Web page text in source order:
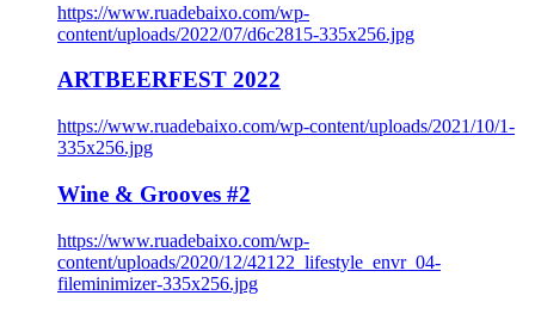
https://www.ruadebaixo.com/wp-
content/uploads/2022/07/d6c2815-335x256.jpg
ARTBEERFEST 2022
https://www.ruadebaixo.com/wp-content/uploads/2021/10/1-
335x256.jpg
Wine & Grooves #2
https://www.ruadebaixo.com/wp-
content/uploads/2020/12/42122_lifestyle_envr_04-
fileminimizer-335x256.jpg